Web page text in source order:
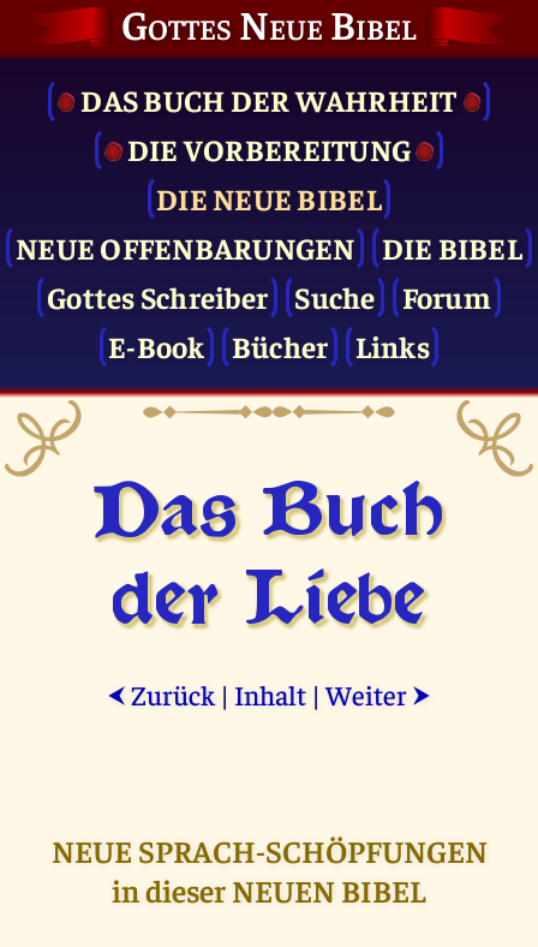
Gottes Neue Bibel
DAS BUCH DER WAHRHEIT
DIE VOR­BEREITUNG
DIE NEUE BIBEL
NEUE OFFENBARUNGEN
DIE BIBEL
Gottes Schreiber
Suche
Forum
E-Book
Bücher Links
Das Buch
der Liebe
⮜ Zurück | Inhalt |Weiter ⮞
NEUE SPRACH-SCHÖPFUNGEN
in dieser NEUEN BIBEL